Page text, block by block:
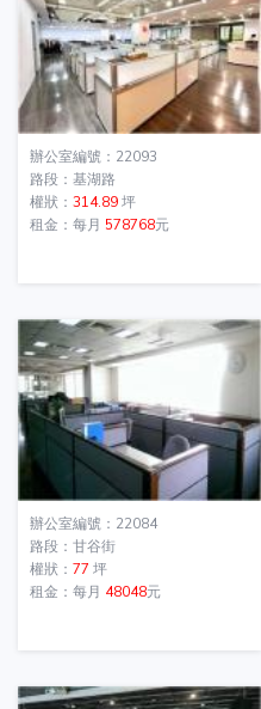
辦公室編號：22093
路段：基湖路
權狀： 314.89坪
租金：每月 578768元
辦公室編號：22084
路段：甘谷街
權狀： 77 坪
租金：每月 48048元